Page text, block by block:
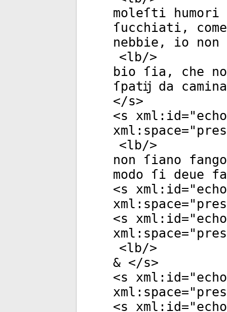
moleſti
ſucchiati,
nebbie, io non
<lb/>
bio ſia, che
ſpatĳ da
</s>
<s xml:id="
xml:space="
<lb/>
non ſiano
modo ſi deue
<s xml:id="
xml:space="
<s xml:id="
xml:space="
<lb/>
& </s>
<s xml:id="
xml:space="
<s xml:id="